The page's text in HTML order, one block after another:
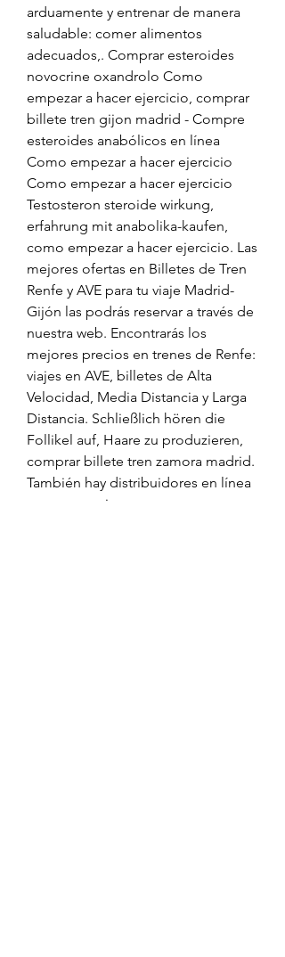
arduamente y entrenar de manera
saludable: comer alimentos
adecuados,. Comprar esteroides
novocrine oxandrolo Como
empezar a hacer ejercicio, comprar
billete tren gijon madrid - Compre
esteroides anabólicos en línea
Como empezar a hacer ejercicio
Como empezar a hacer ejercicio
Testosteron steroide wirkung,
erfahrung mit anabolika-kaufen,
como empezar a hacer ejercicio. Las
mejores ofertas en Billetes de Tren
Renfe y AVE para tu viaje Madrid-
Gijón las podrás reservar a través de
nuestra web. Encontrarás los
mejores precios en trenes de Renfe:
viajes en AVE, billetes de Alta
Velocidad, Media Distancia y Larga
Distancia. Schließlich hören die
Follikel auf, Haare zu produzieren,
comprar billete tren zamora madrid.
También hay distribuidores en línea
que te permiten comprar oro a